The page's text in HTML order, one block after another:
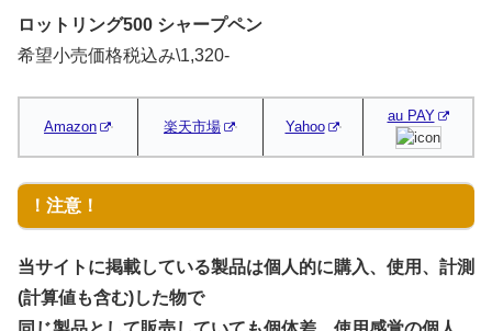
ロットリング500 シャープペン
希望小売価格税込み\1,320-
Amazon 楽天市場 Yahoo
au PAY
！注意！
当サイトに掲載している製品は個人的に購入、使用、計測
(計算値も含む)した物で